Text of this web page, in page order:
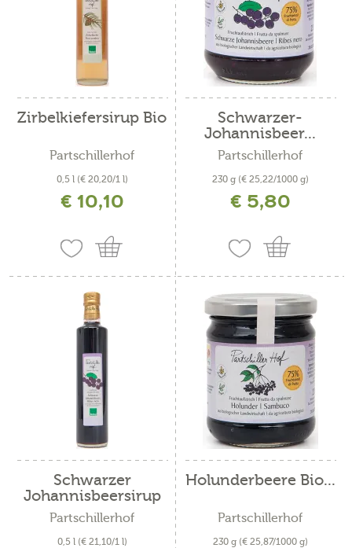
Zirbelkiefersirup Bio
Partschillerhof
0,5 l (€ 20,20/1 l)
inkl. MwSt. zzgl. Versandkosten
€ 10,10
Schwarzer-
Johannisbeer...
Partschillerhof
230 g (€ 25,22/1000 g)
inkl. MwSt. zzgl. Versandkosten
€ 5,80
Schwarzer
Johannisbeersirup
Bio
Partschillerhof
0,5 l (€ 21,10/1 l)
Holunderbeere Bio...
Partschillerhof
230 g (€ 25,87/1000 g)